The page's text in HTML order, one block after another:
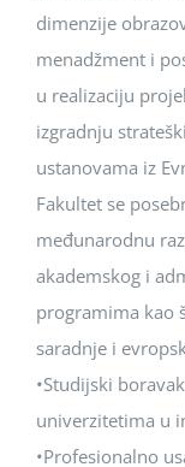
dimenzije
menadžment i
u realizaciju
izgradnju
ustanovama iz
Fakultet se
međunarodnu
akademskog i
programima kao
saradnje i
•Studijski
univerzitetima u
•Profesionalno